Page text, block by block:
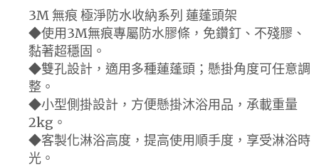
3M 無痕 極淨防水收納系列 蓮蓬頭架
◆使用3M無痕專屬防水膠條，免鑽釘、不殘膠、
黏著超穩固。
◆雙孔設計，適用多種蓮蓬頭；懸掛角度可任意調
整。
◆小型側掛設計，方便懸掛沐浴用品，承載重量
2kg。
◆客製化淋浴高度，提高使用順手度，享受淋浴時
光。